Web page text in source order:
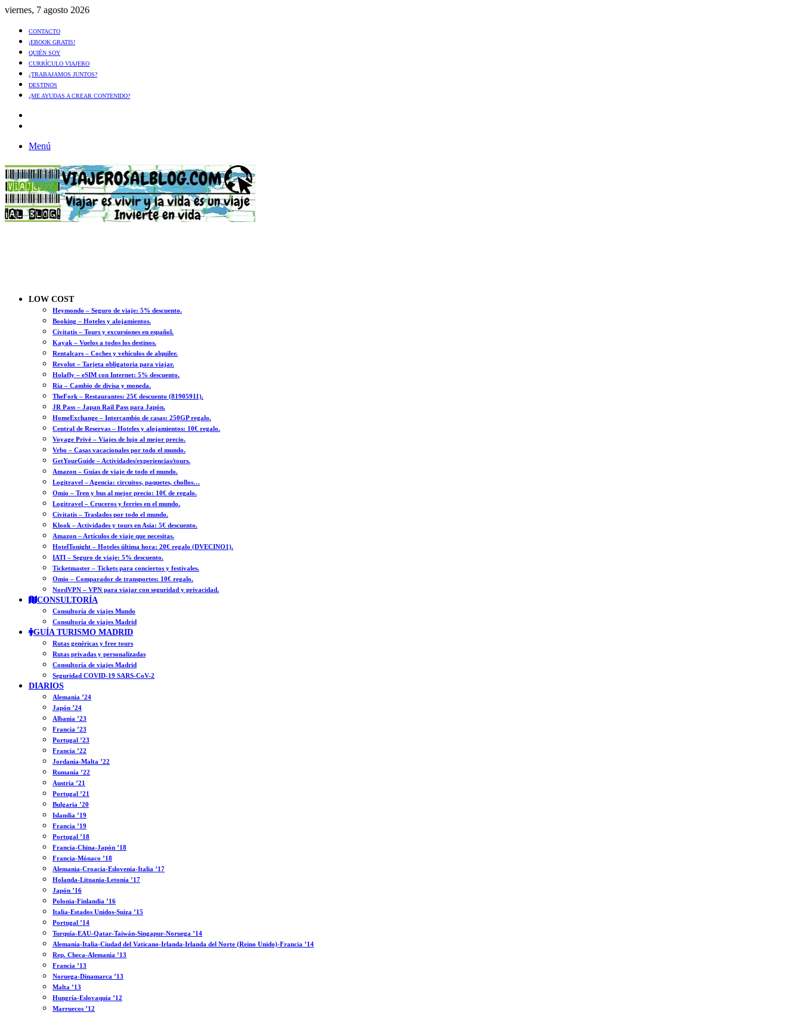
viernes, 7 agosto 2026
CONTACTO
¡EBOOK GRATIS!
QUIÉN SOY
CURRÍCULO VIAJERO
¿TRABAJAMOS JUNTOS?
DESTINOS
¿ME AYUDAS A CREAR CONTENIDO?
Menú
LOW COST
Heymondo – Seguro de viaje: 5% descuento.
Booking – Hoteles y alojamientos.
Civitatis – Tours y excursiones en español.
Kayak – Vuelos a todos los destinos.
Rentalcars – Coches y vehículos de alquiler.
Revolut – Tarjeta obligatoria para viajar.
Holafly – eSIM con Internet: 5% descuento.
Ria – Cambio de divisa y moneda.
TheFork – Restaurantes: 25€ descuento (81905911).
JR Pass – Japan Rail Pass para Japón.
HomeExchange – Intercambio de casas: 250GP regalo.
Central de Reservas – Hoteles y alojamientos: 10€ regalo.
Voyage Privé – Viajes de lujo al mejor precio.
Vrbo – Casas vacacionales por todo el mundo.
GetYourGuide – Actividades/experiencias/tours.
Amazon – Guías de viaje de todo el mundo.
Logitravel – Agencia: circuitos, paquetes, chollos…
Omio – Tren y bus al mejor precio: 10€ de regalo.
Logitravel – Cruceros y ferries en el mundo.
Civitatis – Traslados por todo el mundo.
Klook – Actividades y tours en Asia: 5€ descuento.
Amazon – Artículos de viaje que necesitas.
HotelTonight – Hoteles última hora: 20€ regalo (DVECINO1).
IATI – Seguro de viaje: 5% descuento.
Ticketmaster – Tickets para conciertos y festivales.
Omio – Comparador de transportes: 10€ regalo.
NordVPN – VPN para viajar con seguridad y privacidad.
CONSULTORÍA
Consultoría de viajes Mundo
Consultoría de viajes Madrid
GUÍA TURISMO MADRID
Rutas genéricas y free tours
Rutas privadas y personalizadas
Consultoría de viajes Madrid
Seguridad COVID-19 SARS-CoV-2
DIARIOS
Alemania ’24
Japón ’24
Albania ’23
Francia ’23
Portugal ’23
Francia ’22
Jordania-Malta ’22
Rumanía ’22
Austria ’21
Portugal ’21
Bulgaria ’20
Islandia ’19
Francia ’19
Portugal ’18
Francia-China-Japón ’18
Francia-Mónaco ’18
Alemania-Croacia-Eslovenia-Italia ’17
Holanda-Lituania-Letonia ’17
Japón ’16
Polonia-Finlandia ’16
Italia-Estados Unidos-Suiza ’15
Portugal ’14
Turquía-EAU-Qatar-Taiwán-Singapur-Noruega ’14
Alemania-Italia-Ciudad del Vaticano-Irlanda-Irlanda del Norte (Reino Unido)-Francia ’14
Rep. Checa-Alemania ’13
Francia ’13
Noruega-Dinamarca ’13
Malta ’13
Hungría-Eslovaquia ’12
Marruecos ’12